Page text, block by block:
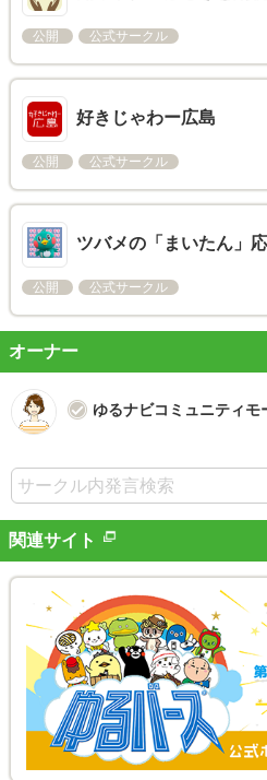
公開 公式サークル
好きじゃわー広島
公開 公式サークル
ツバメの「まいたん」
公開 公式サークル
オーナー
ゆるナビコミュニティモ
関連サイト